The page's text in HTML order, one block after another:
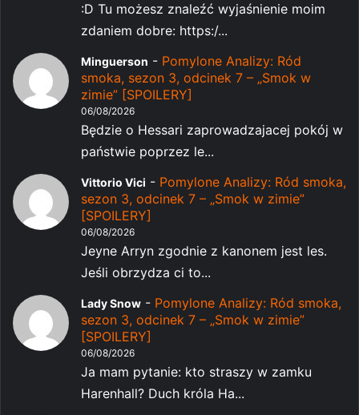
:D Tu możesz znaleźć wyjaśnienie moim
zdaniem dobre: https:/...
Minguerson - Pomylone Analizy: Ród
smoka, sezon 3, odcinek 7 – „Smok w
zimie” [SPOILERY]
06/08/2026
Będzie o Hessari zaprowadzajacej pokój w
państwie poprzez le...
Vittorio Vici - Pomylone Analizy: Ród smoka,
sezon 3, odcinek 7 – „Smok w zimie”
[SPOILERY]
06/08/2026
Jeyne Arryn zgodnie z kanonem jest les.
Jeśli obrzydza ci to...
Lady Snow - Pomylone Analizy: Ród smoka,
sezon 3, odcinek 7 – „Smok w zimie”
[SPOILERY]
06/08/2026
Ja mam pytanie: kto straszy w zamku
Harenhall? Duch króla Ha...